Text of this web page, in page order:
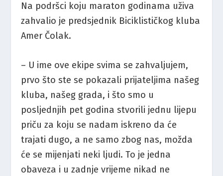
Na podršci koju maraton godinama uživa
zahvalio je predsjednik Biciklističkog kluba
Amer Čolak.
– U ime ove ekipe svima se zahvaljujem,
prvo što ste se pokazali prijateljima našeg
kluba, našeg grada, i što smo u
posljednjih pet godina stvorili jednu lijepu
priču za koju se nadam iskreno da će
trajati dugo, a ne samo zbog nas, možda
će se mijenjati neki ljudi. To je jedna
obaveza i u zadnje vrijeme nikad ne